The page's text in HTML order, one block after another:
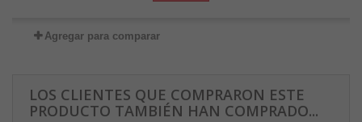
Agregar para comparar
LOS CLIENTES QUE COMPRARON ESTE
PRODUCTO TAMBIÉN HAN COMPRADO...